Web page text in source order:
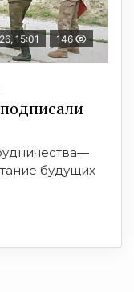
15:01 146
будущих